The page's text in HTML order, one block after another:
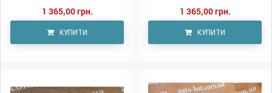
1 365,00 грн.
КУПИТИ
1 365,00 грн.
КУПИТИ